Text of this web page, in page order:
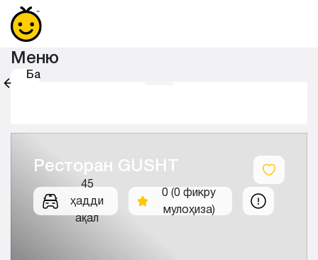
Ба
Меню
Ресторан GUSHT
45
ҳадди
ақал
0 (0 фикру
мулоҳиза)